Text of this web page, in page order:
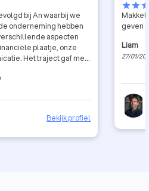
bij An waarbij we
onderneming hebben
aspecten
plaatje, onze
Het traject gaf me
begeleiding was
heel motiverend.
die even willen
bedrijf naar een hoger
Bekijk profiel
starstar
geven
Liam
27/01/